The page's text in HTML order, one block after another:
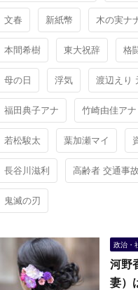
文春 新紙幣 木の実ナ
本間希樹 東大祝辞 格
母の日 浮気 渡辺えり
福田典子アナ 竹崎由佳アナ
若松駿太 葉加瀬マイ
長谷川滋利 高齢者 交通事故
鬼滅の刃
政治・
河野
妻）